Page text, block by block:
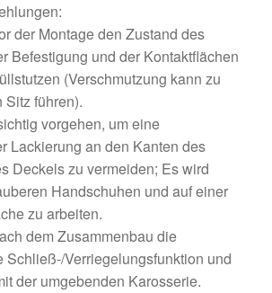
der Montage den Zustand des
Befestigung und der Kontaktflächen
(Verschmutzung kann zu
führen).
vorgehen, um eine
Lackierung an den Kanten des
Deckels zu vermeiden; Es wird
Handschuhen und auf einer
zu arbeiten.
dem Zusammenbau die
Schließ-/Verriegelungsfunktion und
der umgebenden Karosserie.